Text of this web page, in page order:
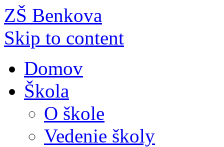
ZŠ Benkova
Skip to content
Domov
Škola
O škole
Vedenie školy